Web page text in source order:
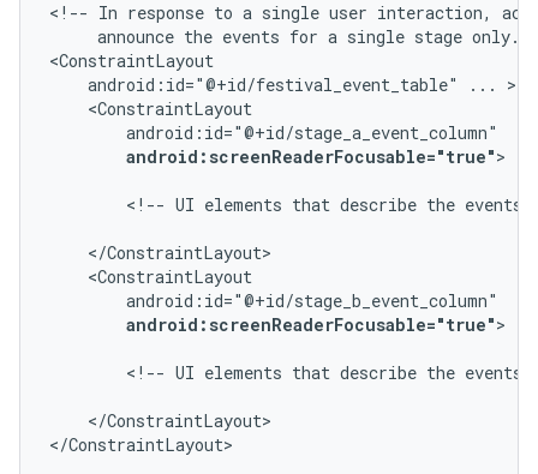
<!-- In response to a single user interaction,
announce the events for a single stage only.
android:id="@+id/festival_event_table"
...
android:screenReaderFocusable="true">
<!-- UI elements that describe the events
android:screenReaderFocusable="true">
<!-- UI elements that describe the events
</ConstraintLayout>
</ConstraintLayout>